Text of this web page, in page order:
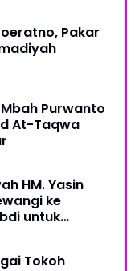
Pakar
Purwanto
At-Taqwa
HM. Yasin
ke
untuk
Tokoh